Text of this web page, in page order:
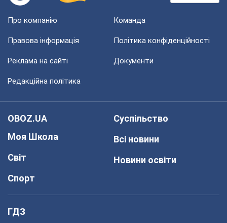
Про компанію Команда
Правова інформація Політика конфіденційності
Реклама на сайті Документи
Редакційна політика
OBOZ.UA
Моя Школа
Світ
Спорт
Суспільство
Всі новини
Новини освіти
ГДЗ